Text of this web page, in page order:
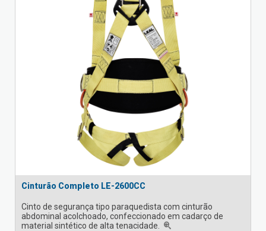
Cinturão Completo LE-2600CC
Cinto de segurança tipo paraquedista com cinturão
abdominal acolchoado, confeccionado em cadarço de
material sintético de alta tenacidade.